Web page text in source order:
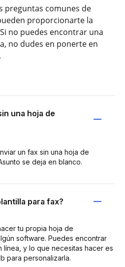
preguntas comunes de
proporcionarte la
no puedes encontrar una
no dudes en ponerte en
una hoja de
un fax sin una hoja de
se deja en blanco.
para fax?
tu propia hoja de
software. Puedes encontrar
línea, y lo que necesitas hacer es
para personalizarla.